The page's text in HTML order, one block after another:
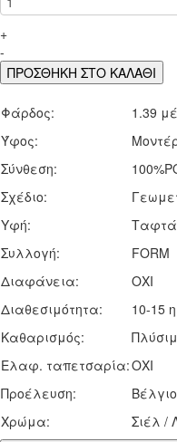
+
-
ΠΡΟΣΘΗΚΗ ΣΤΟ ΚΑΛΑΘΙ
Φάρδος:
1.39
Ύφος:
Σύνθεση:
Σχέδιο:
Υφή:
Συλλογή:
FORM
Διαφάνεια:
ΟΧΙ
Διαθεσιμότητα:
10-15
Καθαρισμός:
Ελαφ. ταπετσαρία:ΟΧΙ
Προέλευση:
Βέλγιο
Χρώμα:
Σιέλ /